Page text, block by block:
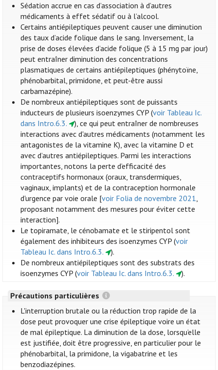
Sédation accrue en cas d’association à d’autres
médicaments à effet sédatif ou à l’alcool.
Certains antiépileptiques peuvent causer une diminution
des taux d’acide folique dans le sang. Inversement, la
prise de doses élevées d’acide folique (5 à 15 mg par jour)
peut entraîner diminution des concentrations
plasmatiques de certains antiépileptiques (phénytoïne,
phénobarbital, primidone, et peut-être aussi
carbamazépine).
De nombreux antiépileptiques sont de puissants
inducteurs de plusieurs isoenzymes CYP (voir Tableau Ic.
dans Intro.6.3.
), ce qui peut entraîner de nombreuses
interactions avec d'autres médicaments (notamment les
antagonistes de la vitamine K), avec la vitamine D et
avec d’autres antiépileptiques. Parmi les interactions
importantes, notons la perte d’efficacité des
contraceptifs hormonaux (oraux, transdermiques,
vaginaux, implants) et de la contraception hormonale
d'urgence par voie orale [voir Folia de novembre 2021,
proposant notamment des mesures pour éviter cette
interaction].
Le topiramate, le cénobamate et le stiripentol sont
également des inhibiteurs des isoenzymes CYP (voir
Tableau Ic. dans Intro.6.3.
).
De nombreux antiépileptiques sont des substrats des
isoenzymes CYP (voir Tableau Ic. dans Intro.6.3. ).
Précautions particulières
L'interruption brutale ou la réduction trop rapide de la
dose peut provoquer une crise épileptique voire un état
de mal épileptique. La diminution de la dose, lorsqu’elle
est justifiée, doit être progressive, en particulier pour le
phénobarbital, la primidone, la vigabatrine et les
benzodiazépines.